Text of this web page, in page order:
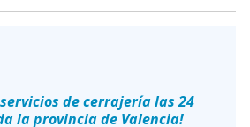
servicios de cerrajería las 24
la provincia de Valencia!